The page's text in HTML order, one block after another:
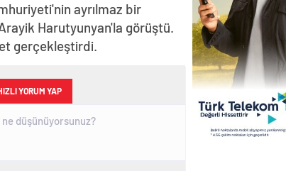
ayrılmaz bir
Harutyunyan'la görüştü.
gerçekleştirdi.
YORUM YAP